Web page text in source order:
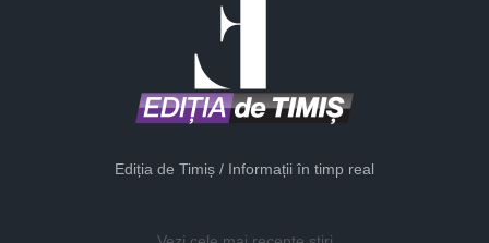
Ediția de Timiș / Informații în timp real